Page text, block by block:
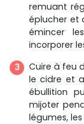
remuant
éplucher et
émincer
incorporer
Cuire à feu
le cidre et
ébullition
mijoter
légumes,